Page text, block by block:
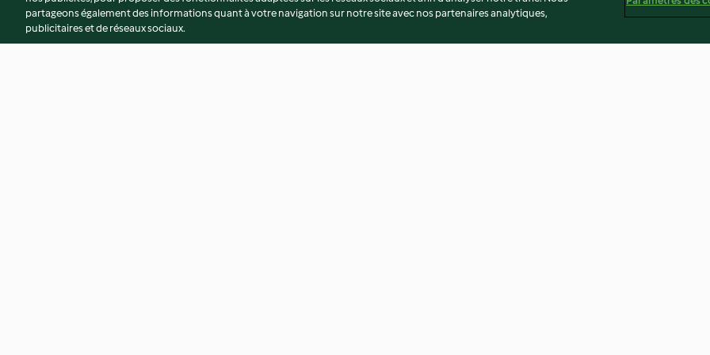
partageons également des informations quant à votre navigation sur notre site avec nos partenaires analytiques,
publicitaires et de réseaux sociaux.